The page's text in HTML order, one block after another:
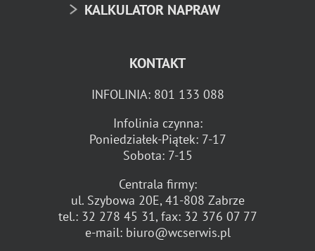
KALKULATOR NAPRAW
KONTAKT
INFOLINIA: 801 133 088
Infolinia czynna:
Poniedziałek-Piątek: 7-17
Sobota: 7-15
Centrala firmy:
ul. Szybowa 20E, 41-808 Zabrze
tel.: 32 278 45 31, fax: 32 376 07 77
e-mail: biuro@wcserwis.pl